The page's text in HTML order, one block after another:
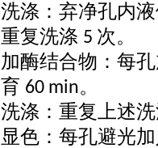
洗涤：弃净孔内
重复洗涤 5 次。
加酶结合物：每
育 60 min。
洗涤：重复上述
显色：每孔避光